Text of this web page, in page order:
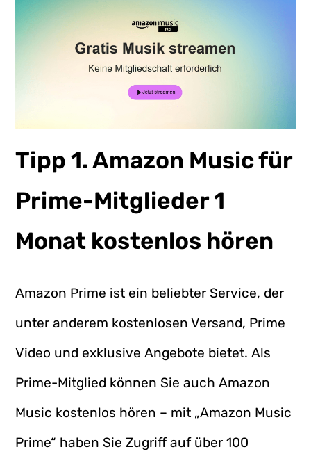
Tipp 1. Amazon Music für
Prime-Mitglieder 1
Monat kostenlos hören
Amazon Prime ist ein beliebter Service, der
unter anderem kostenlosen Versand, Prime
Video und exklusive Angebote bietet. Als
Prime-Mitglied können Sie auch Amazon
Music kostenlos hören – mit „Amazon Music
Prime“ haben Sie Zugriff auf über 100